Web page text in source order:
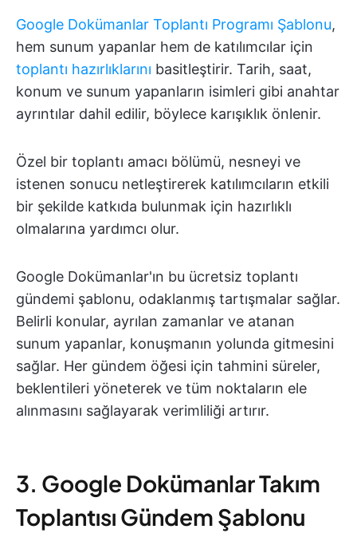
Google Dokümanlar Toplantı Programı Şablonu,
hem sunum yapanlar hem de katılımcılar için
toplantı hazırlıklarını basitleştirir. Tarih, saat,
konum ve sunum yapanların isimleri gibi anahtar
ayrıntılar dahil edilir, böylece karışıklık önlenir.
Özel bir toplantı amacı bölümü, nesneyi ve
istenen sonucu netleştirerek katılımcıların etkili
bir şekilde katkıda bulunmak için hazırlıklı
olmalarına yardımcı olur.
Google Dokümanlar'ın bu ücretsiz toplantı
gündemi şablonu, odaklanmış tartışmalar sağlar.
Belirli konular, ayrılan zamanlar ve atanan
sunum yapanlar, konuşmanın yolunda gitmesini
sağlar. Her gündem öğesi için tahmini süreler,
beklentileri yöneterek ve tüm noktaların ele
alınmasını sağlayarak verimliliği artırır.
3. Google Dokümanlar Takım
Toplantısı Gündem Şablonu